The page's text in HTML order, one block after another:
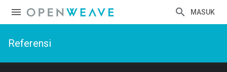
MASUK
Referensi